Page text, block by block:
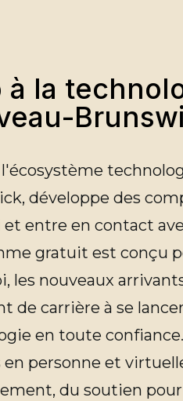
à la
développe des
entre en contact
gratuit est conçu
les nouveaux
de carrière à se
en toute
en personne et
du soutien